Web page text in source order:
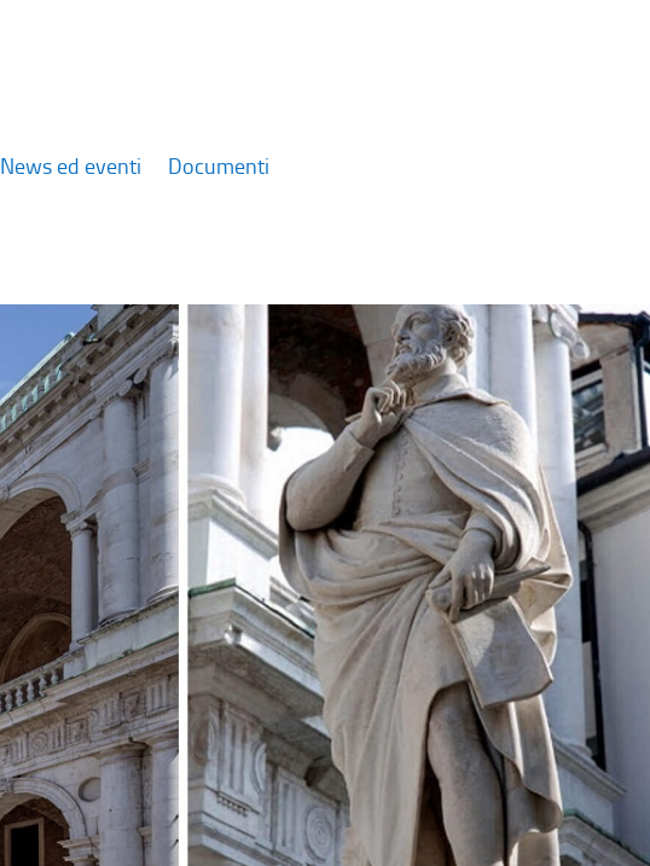
News ed eventi Documenti